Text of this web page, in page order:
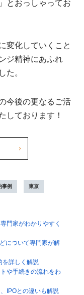
とおっしゃってお
変化していくこと
ジ精神にあふれ
た。
今後の更なるご活
しております！
事例 東京
門家がわかりやすく
について専門家が解
詳しく解説
や手続きの流れをわ
IPOとの違いも解説